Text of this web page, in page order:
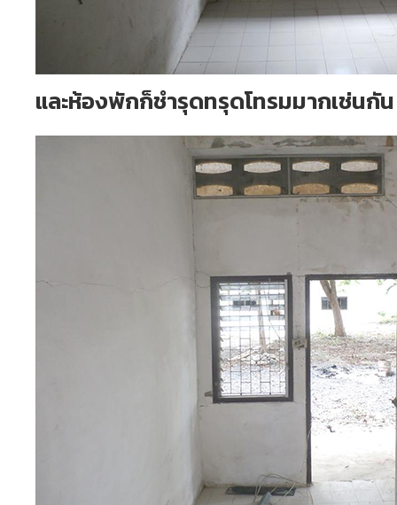
และห้องพักก็ชำรุดทรุดโทรมมากเช่นกัน